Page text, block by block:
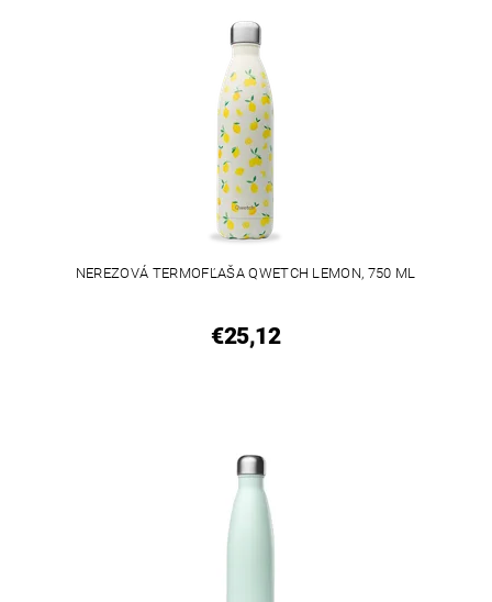
NEREZOVÁ TERMOFĽAŠA QWETCH LEMON, 750 ML
€25,12